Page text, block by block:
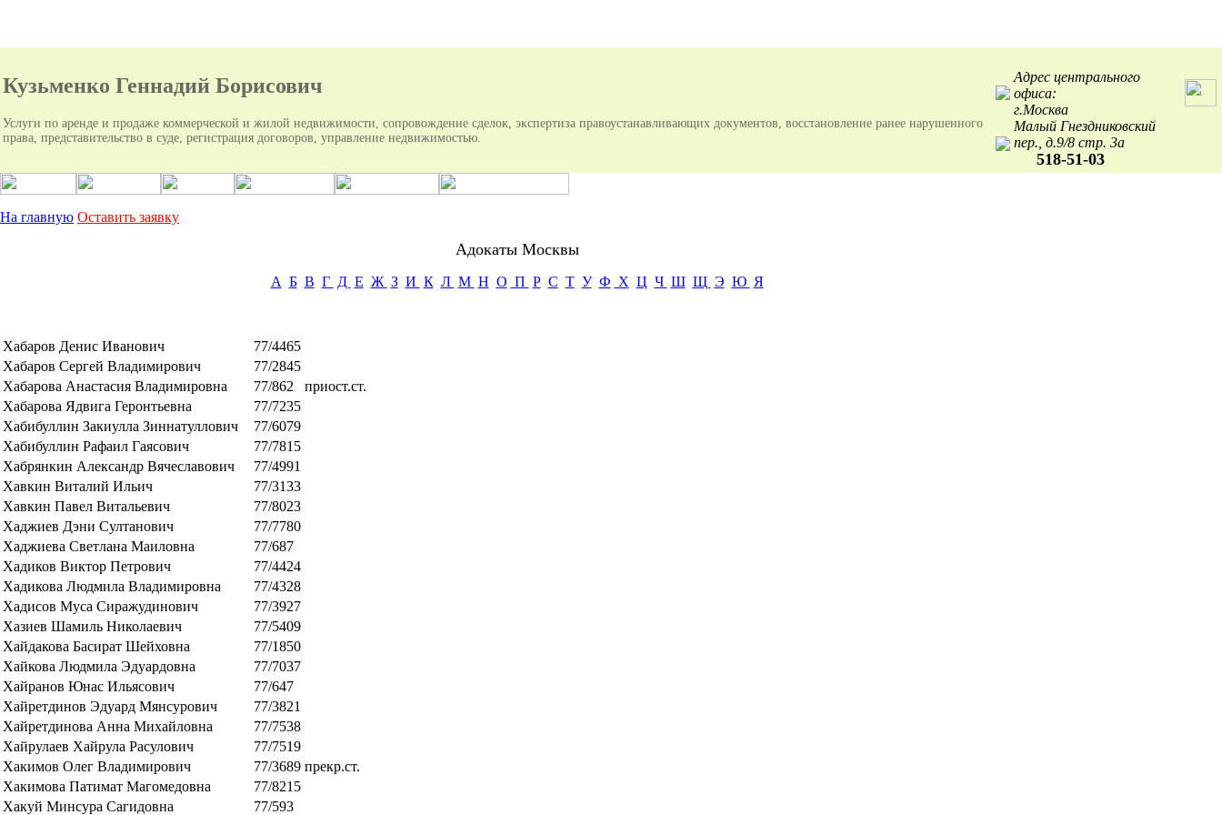
Кузьменко Геннадий Борисович
Услуги по аренде и продаже коммерческой и жилой недвижимости, сопровождение сделок, экспертиза правоустанавливающих документов, восстановление ранее нарушенного
права, представительство в суде, регистрация договоров, управление недвижимостью.
Адрес центрального
офиса:
г.Москва
Малый Гнездниковский
пер., д.9/8 стр. 3а
518-51-03
На главную Оставить заявку
Адокаты Москвы
А Б В Г Д Е Ж З И К Л М Н О П Р С Т У Ф Х Ц Ч Ш Щ Э Ю Я
Хабаров Денис Иванович
77/4465
Хабаров Сергей Владимирович
77/2845
Хабарова Анастасия Владимировна
77/862
приост.ст.
Хабарова Ядвига Геронтьевна
77/7235
Хабибуллин Закиулла Зиннатуллович
77/6079
Хабибуллин Рафаил Гаясович
77/7815
Хабрянкин Александр Вячеславович
77/4991
Хавкин Виталий Ильич
77/3133
Хавкин Павел Витальевич
77/8023
Хаджиев Дэни Султанович
77/7780
Хаджиева Светлана Маиловна
77/687
Хадиков Виктор Петрович
77/4424
Хадикова Людмила Владимировна
77/4328
Хадисов Муса Сиражудинович
77/3927
Хазиев Шамиль Николаевич
77/5409
Хайдакова Басират Шейховна
77/1850
Хайкова Людмила Эдуардовна
77/7037
Хайранов Юнас Ильясович
77/647
Хайретдинов Эдуард Мянсурович
77/3821
Хайретдинова Анна Михайловна
77/7538
Хайрулаев Хайрула Расулович
77/7519
Хакимов Олег Владимирович
77/3689 прекр.ст.
Хакимова Патимат Магомедовна
77/8215
Хакуй Минсура Сагидовна
77/593